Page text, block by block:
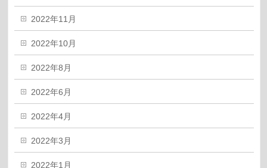
2022年11月
2022年10月
2022年8月
2022年6月
2022年4月
2022年3月
2022年1月